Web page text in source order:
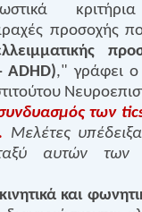
προσοχής
ADHD)," γράφει ο
των
Μελέτες
αυτών των
και